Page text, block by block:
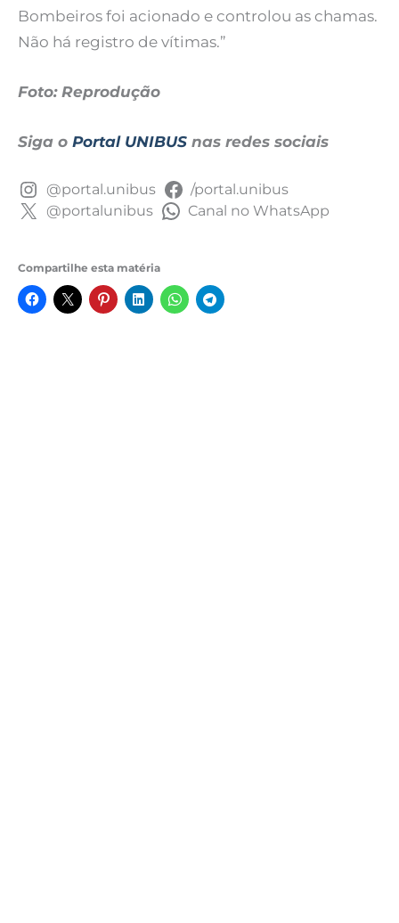
Bombeiros foi acionado e controlou as chamas.
Não há registro de vítimas.”
Foto: Reprodução
Siga o Portal UNIBUS nas redes sociais
@portal.unibus
/portal.unibus
@portalunibus
Canal no WhatsApp
Compartilhe esta matéria